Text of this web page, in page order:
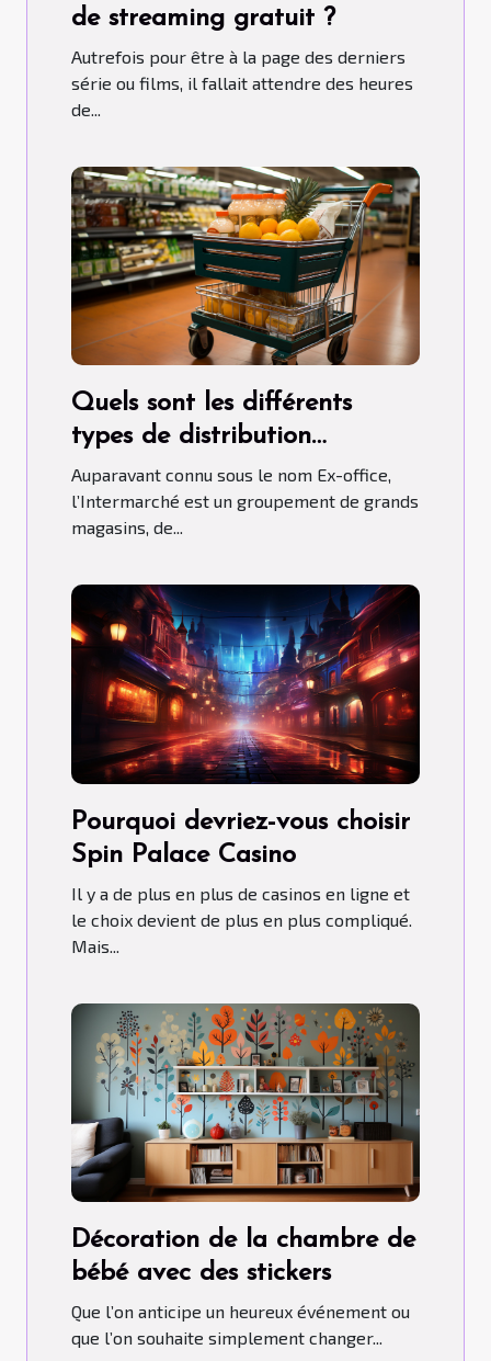
de streaming gratuit ?
Autrefois pour être à la page des derniers
série ou films, il fallait attendre des heures
de...
Quels sont les différents
types de distribution
qu’adopte l’Intermarché ?
Auparavant connu sous le nom Ex-office,
l’Intermarché est un groupement de grands
magasins, de...
Pourquoi devriez-vous choisir
Spin Palace Casino
Il y a de plus en plus de casinos en ligne et
le choix devient de plus en plus compliqué.
Mais...
Décoration de la chambre de
bébé avec des stickers
Que l’on anticipe un heureux événement ou
que l’on souhaite simplement changer...